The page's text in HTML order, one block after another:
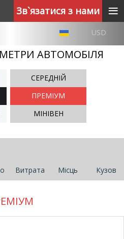
USD
АВТОМОБІЛЯ
СЕРЕДНІЙ
ПРЕМІУМ
МІНІВЕН
Витрата Місць Кузов
Зв`язатися з нами ≡